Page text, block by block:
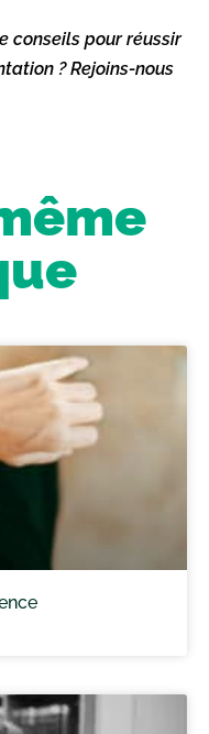
conseils pour réussir
? Rejoins-nous